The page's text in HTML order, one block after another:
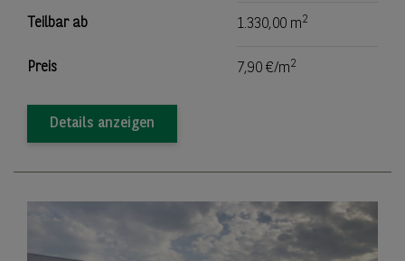
Teilbar ab 1.330,00 m2
Preis 7,90 €/m2
Details anzeigen